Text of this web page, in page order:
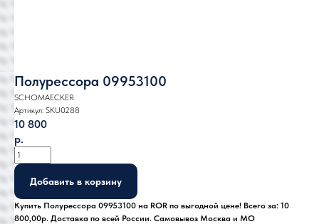
Полурессора 09953100
SCHOMAECKER
Артикул: SKU0288
10 800
р.
Добавить в корзину
Купить Полурессора 09953100 на ROR по выгодной цене! Всего за: 10
800,00р. Доставка по всей России. Самовывоз Москва и МО